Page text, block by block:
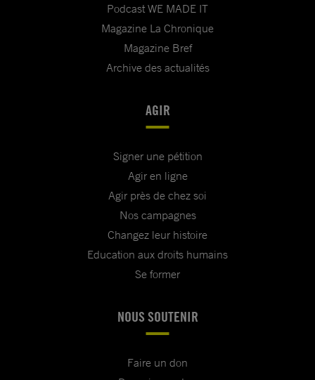
Podcast WE MADE IT
Magazine La Chronique
Magazine Bref
Archive des actualités
AGIR
Signer une pétition
Agir en ligne
Agir près de chez soi
Nos campagnes
Changez leur histoire
Education aux droits humains
Se former
NOUS SOUTENIR
Faire un don